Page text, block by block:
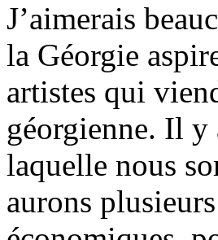
J’aimerais
la Géorgie
artistes qui
géorgienne. Il
laquelle nous
aurons